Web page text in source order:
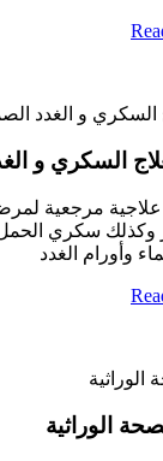
السكري و الغدد
السكري و
علاجية مرجعية
وكذلك سكري
وأورام الغدد
الوراثية
الوراثية